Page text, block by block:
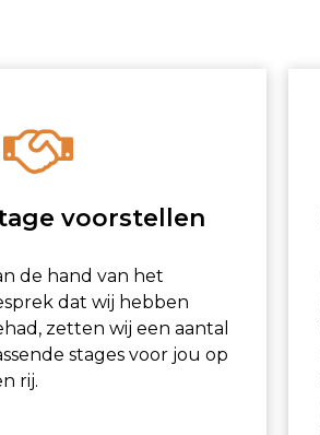
voorstellen
de hand van het
dat wij hebben
zetten wij een aantal
stages voor jou op
rij.